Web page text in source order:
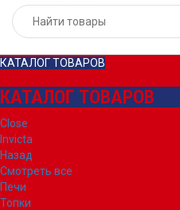
КАТАЛОГ ТОВАРОВ
КАТАЛОГ ТОВАРОВ
Close
Invicta
Назад
Смотреть все
Печи
Топки